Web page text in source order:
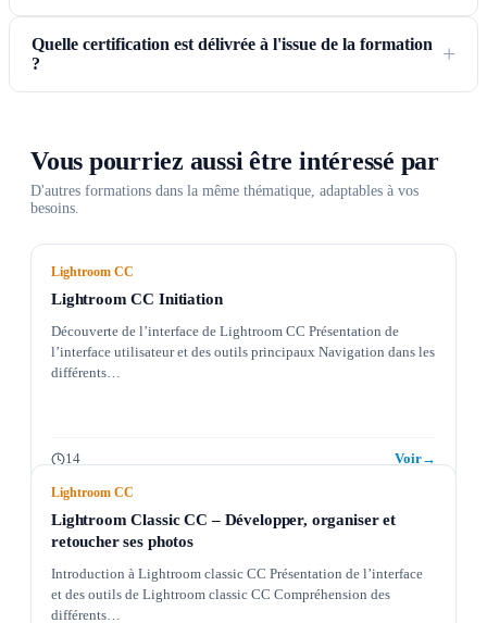
Quelle certification est délivrée à l'issue de la formation
?
Vous pourriez aussi être intéressé par
D'autres formations dans la même thématique, adaptables à vos
besoins.
Lightroom CC
Lightroom CC Initiation
Découverte de l’interface de Lightroom CC Présentation de
l’interface utilisateur et des outils principaux Navigation dans les
différents…
14 Voir→
Lightroom CC
Lightroom Classic CC – Développer, organiser et
retoucher ses photos
Introduction à Lightroom classic CC Présentation de l’interface
et des outils de Lightroom classic CC Compréhension des
différents…